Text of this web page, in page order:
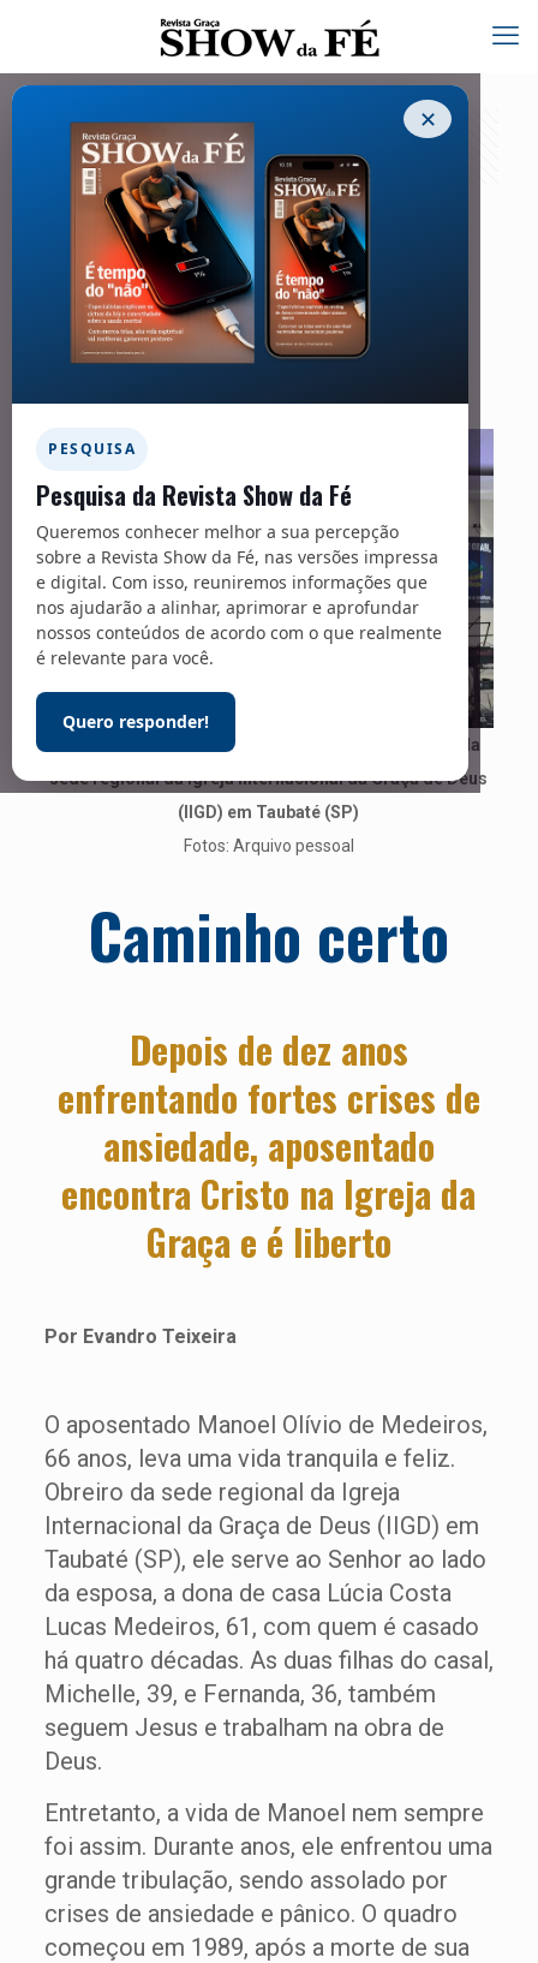
✕
PESQUISA
Pesquisa da Revista Show da Fé
Queremos conhecer melhor a sua percepção
sobre a Revista Show da Fé, nas versões impressa
e digital. Com isso, reuniremos informações que
nos ajudarão a alinhar, aprimorar e aprofundar
nossos conteúdos de acordo com o que realmente
é relevante para você.
Quero responder!
Novela da Vida Real – 294
27/01/2024
Facebook Twitter
Messenger
O aposentado Manoel Olívio de Medeiros, obreiro da
sede regional da Igreja Internacional da Graça de Deus
(IIGD) em Taubaté (SP)
Fotos: Arquivo pessoal
Caminho certo
Depois de dez anos
enfrentando fortes crises de
ansiedade, aposentado
encontra Cristo na Igreja da
Graça e é liberto
Por Evandro Teixeira
O aposentado Manoel Olívio de Medeiros,
66 anos, leva uma vida tranquila e feliz.
Obreiro da sede regional da Igreja
Internacional da Graça de Deus (IIGD) em
Taubaté (SP), ele serve ao Senhor ao lado
da esposa, a dona de casa Lúcia Costa
Lucas Medeiros, 61, com quem é casado
há quatro décadas. As duas filhas do casal,
Michelle, 39, e Fernanda, 36, também
seguem Jesus e trabalham na obra de
Deus.
Entretanto, a vida de Manoel nem sempre
foi assim. Durante anos, ele enfrentou uma
grande tribulação, sendo assolado por
crises de ansiedade e pânico. O quadro
começou em 1989, após a morte de sua